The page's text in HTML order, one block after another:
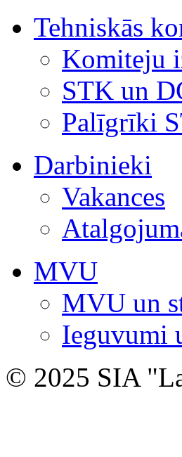
Tehniskās
Komiteju
STK un
Palīgrīki
Darbinieki
Vakances
MVU
MVU un
Ieguvumi
© 2025 SIA